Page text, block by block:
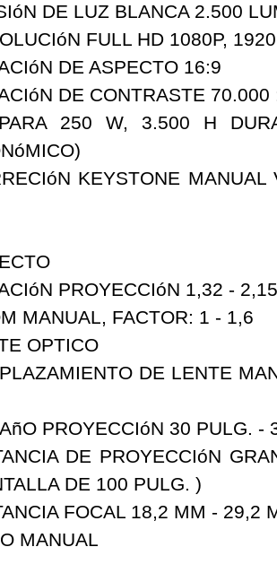
DE LUZ BLANCA 2.500
FULL HD 1080P,
DE ASPECTO 16:9
DE CONTRASTE 70.000
250 W, 3.500 H
KEYSTONE
PROYECCIóN 1,32 -
MANUAL, FACTOR: 1 - 1,6
OPTICO
DE LENTE
PROYECCIóN 30 PULG. -
DE PROYECCIóN
DE 100 PULG. )
FOCAL 18,2 MM - 29,2
MANUAL